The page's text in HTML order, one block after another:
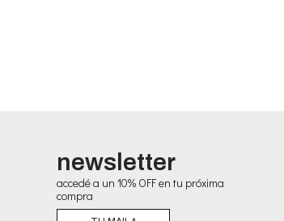
newsletter
accedé a un 10% OFF en tu próxima
compra